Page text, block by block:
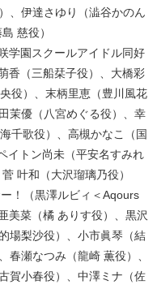
、伊達さゆり（澁谷かのん
慈役）
学園スクールアイドル同好
香（三船栞子役）、大橋彩
役）、末柄里恵（豊川風花
茉優（八宮めぐる役）、幸
千歌役）、高槻かなこ（国
イトン尚未（平安名すみれ
叶和（大沢瑠璃乃役）
！（黒澤ルビィ＜Aqours
美菜（橘 ありす役）、黒沢
場梨沙役）、小市眞琴（結
春瀬なつみ（龍崎 薫役）、
賀小春役）、中澤ミナ（佐